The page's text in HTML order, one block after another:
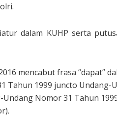
dalam KUHP serta
mencabut frasa “dapat”
Tahun 1999 juncto Undang-
Nomor 31 Tahun